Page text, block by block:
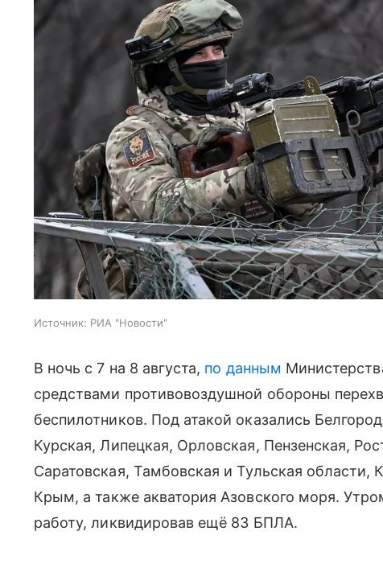
Источник: РИА "Новости"
В ночь с 7 на 8 августа, по данным
средствами противовоздушной обороны
беспилотников. Под атакой оказались
Курская, Липецкая, Орловская, Пензенская,
Саратовская, Тамбовская и Тульская области,
Крым, а также акватория Азовского моря.
работу, ликвидировав ещё 83 БПЛА.